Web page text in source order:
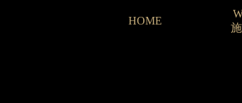
HOME